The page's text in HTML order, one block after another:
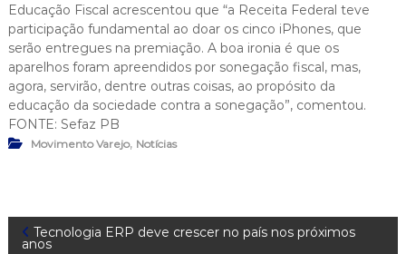
Educação Fiscal acrescentou que “a Receita Federal teve
participação fundamental ao doar os cinco iPhones, que
serão entregues na premiação. A boa ironia é que os
aparelhos foram apreendidos por sonegação fiscal, mas,
agora, servirão, dentre outras coisas, ao propósito da
educação da sociedade contra a sonegação”, comentou.
FONTE: Sefaz PB
Movimento Varejo, Notícias
N Tecnologia ERP deve crescer no país nos próximos
anos